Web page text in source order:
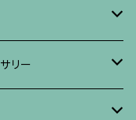
リー